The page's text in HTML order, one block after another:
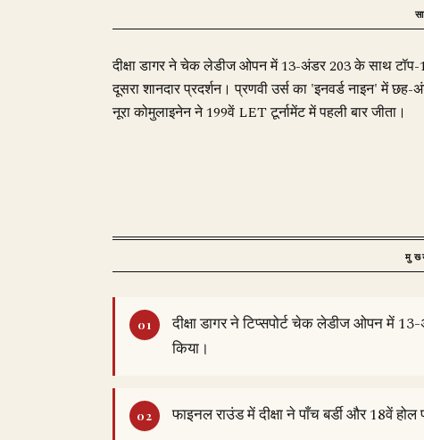
दीक्षा डागर ने चेक लेडीज ओपन में 13-अंडर 203 के साथ
दूसरा शानदार प्रदर्शन। प्रणवी उर्स का 'इनवर्ड नाइन' में
नूरा कोमुलाइनेन ने 199वें LET टूर्नामेंट में पहली बार जीता।
दीक्षा डागर ने टिप्सपोर्ट चेक लेडीज ओपन में
किया।
फाइनल राउंड में दीक्षा ने पाँच बर्डी और 18वें